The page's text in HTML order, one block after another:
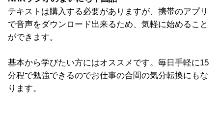
テキストは購入する必要がありますが、携帯のアプリ
で音声をダウンロード出来るため、気軽に始めること
ができます。
基本から学びたい方にはオススメです。毎日手軽に15
分程で勉強できるのでお仕事の合間の気分転換にもな
ります。